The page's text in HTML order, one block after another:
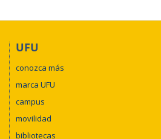
UFU
conozca más
marca UFU
campus
movilidad
bibliotecas